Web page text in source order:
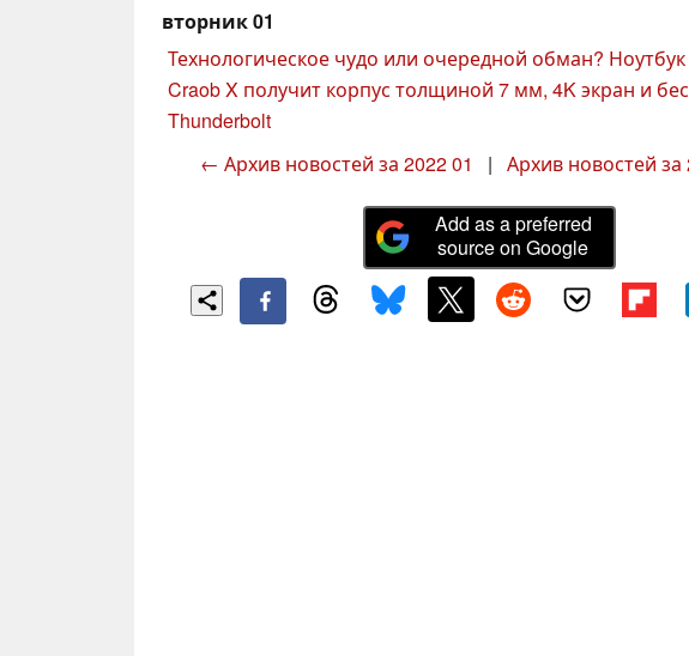
вторник 01
Технологическое чудо или очередной обман?
Craob X получит корпус толщиной 7 мм, 4K экран и
Thunderbolt
← Архив новостей за 2022 01
| Архив новостей
Add as a preferred
source on Google